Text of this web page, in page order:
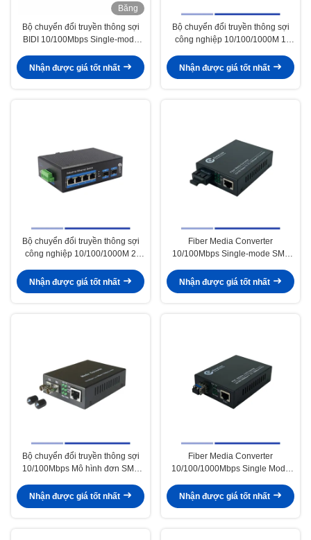
Băng
Bộ chuyển đổi truyền thông sợi
BIDI 10/100Mbps Single-mode
Simplex SC 20KM
Nhận được giá tốt nhất
Bộ chuyển đổi truyền thông sợi
công nghiệp 10/100/1000M 1
mode SMF Duplex 1310nm 20KM
Nhận được giá tốt nhất
Bộ chuyển đổi truyền thông sợi
công nghiệp 10/100/1000M 2
mode SMF Duplex 1310nm 20KM
Nhận được giá tốt nhất
Fiber Media Converter
10/100Mbps Single-mode SMF
Nhận được giá tốt nhất
Bộ chuyển đổi truyền thông sợi
10/100Mbps Mô hình đơn SMF
20KM
Nhận được giá tốt nhất
Fiber Media Converter
10/100/1000Mbps Single Mode
20KM
Nhận được giá tốt nhất